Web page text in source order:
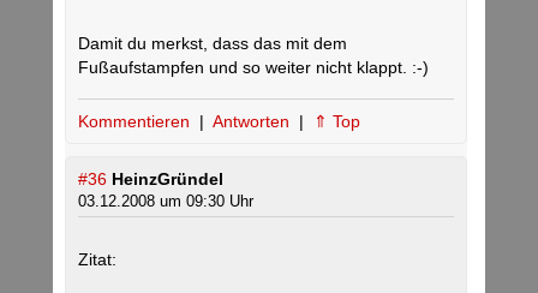
Damit du merkst, dass das mit dem
Fußaufstampfen und so weiter nicht klappt. :-)
Kommentieren | Antworten | ⇑ Top
#36 HeinzGründel
03.12.2008 um 09:30 Uhr
Zitat: